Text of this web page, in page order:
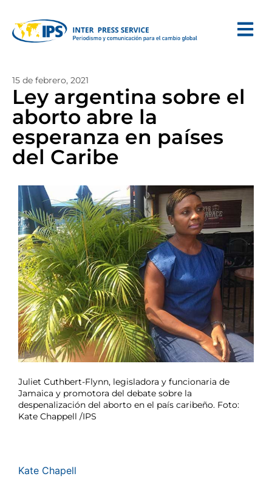
15 de febrero, 2021
Ley argentina sobre el
aborto abre la
esperanza en países
del Caribe
Juliet Cuthbert-Flynn, legisladora y funcionaria de
Jamaica y promotora del debate sobre la
despenalización del aborto en el país caribeño. Foto:
Kate Chappell /IPS
Kate Chapell